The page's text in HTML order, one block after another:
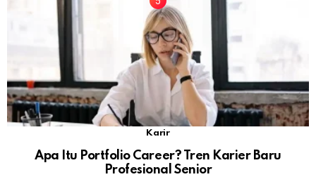
Karir
Apa Itu Portfolio Career? Tren Karier Baru
Profesional Senior